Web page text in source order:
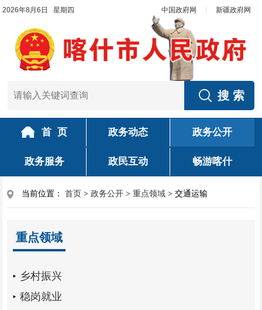
2026年8月6日 星期四 中国政府网 新疆政府网
首 页 政务动态 政务公开
政务服务 政民互动 畅游喀什
当前位置：首页 >政务公开 >重点领域 >交通运输
重点领域
乡村振兴
稳岗就业